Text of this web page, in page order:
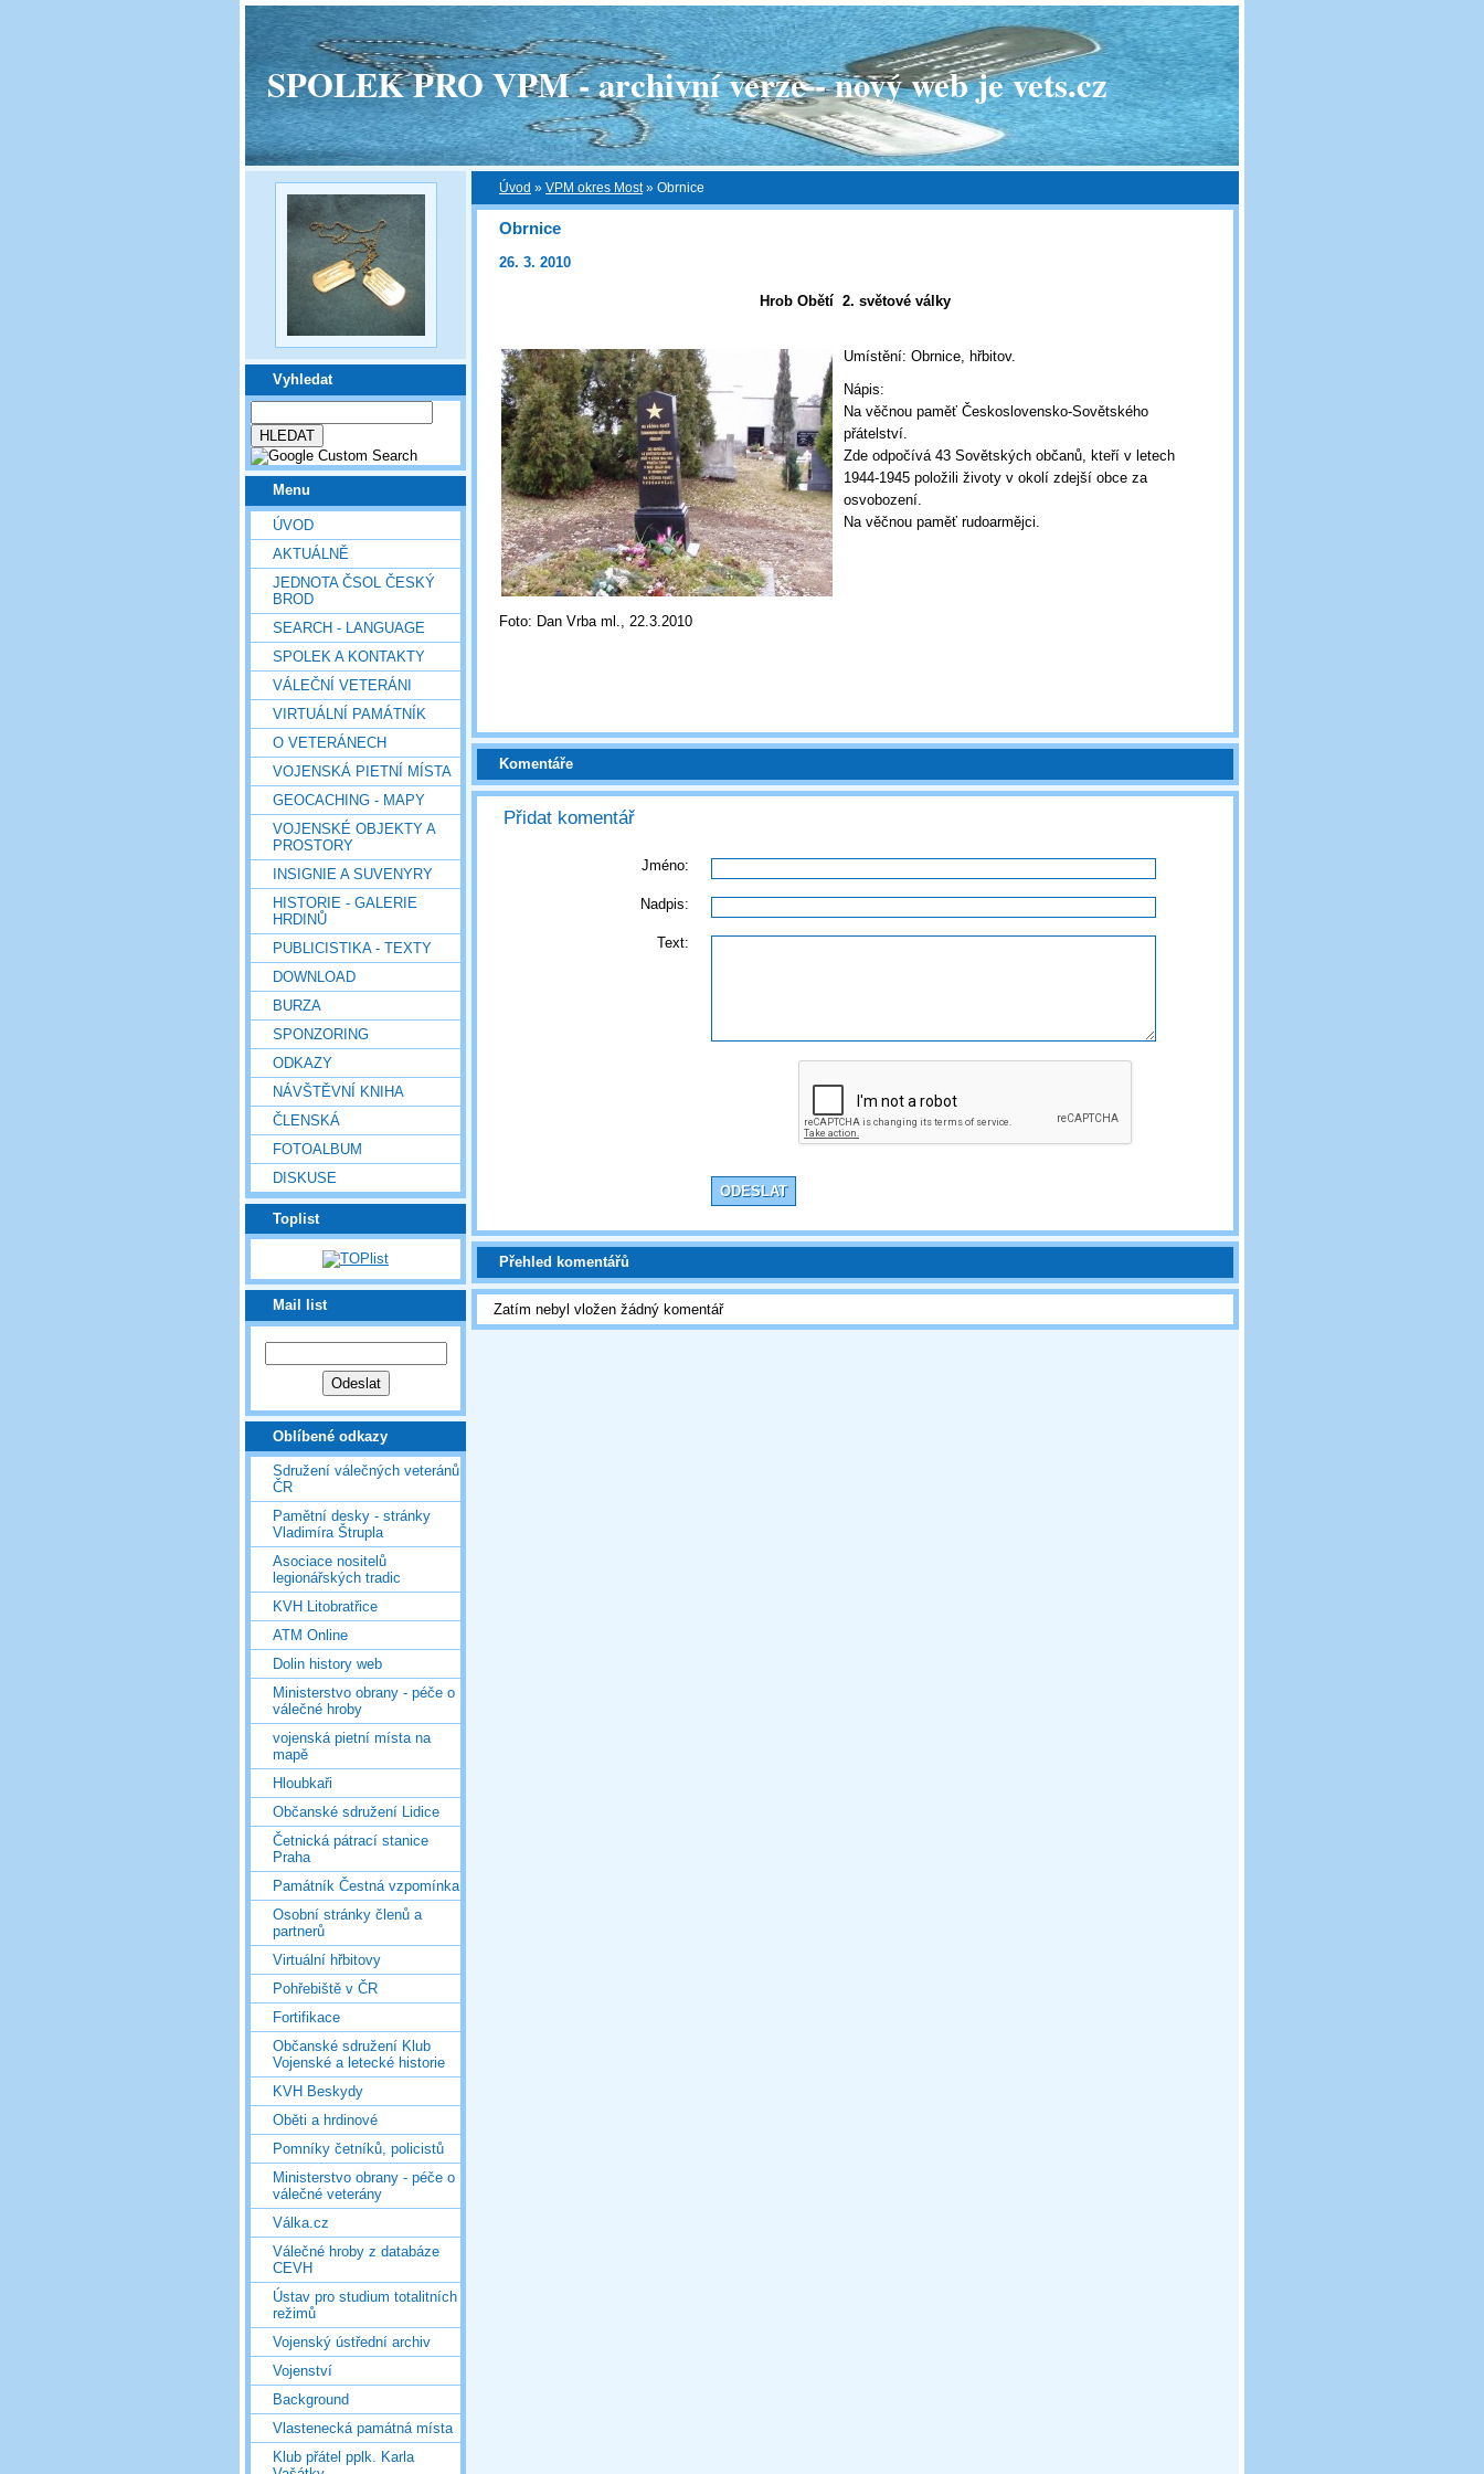
SPOLEK PRO VPM - archivní verze - nový web je vets.cz
Vyhledat
Menu
ÚVOD
AKTUÁLNĚ
JEDNOTA ČSOL ČESKÝ
BROD
SEARCH - LANGUAGE
SPOLEK A KONTAKTY
VÁLEČNÍ VETERÁNI
VIRTUÁLNÍ PAMÁTNÍK
O VETERÁNECH
VOJENSKÁ PIETNÍ MÍSTA
GEOCACHING - MAPY
VOJENSKÉ OBJEKTY A
PROSTORY
INSIGNIE A SUVENYRY
HISTORIE - GALERIE
HRDINŮ
PUBLICISTIKA - TEXTY
DOWNLOAD
BURZA
SPONZORING
ODKAZY
NÁVŠTĚVNÍ KNIHA
ČLENSKÁ
FOTOALBUM
DISKUSE
Toplist
Mail list
Oblíbené odkazy
Sdružení válečných veteránů
ČR
Pamětní desky - stránky
Vladimíra Štrupla
Asociace nositelů
legionářských tradic
KVH Litobratřice
ATM Online
Dolin history web
Ministerstvo obrany - péče o
válečné hroby
vojenská pietní místa na
mapě
Hloubkaři
Občanské sdružení Lidice
Četnická pátrací stanice
Praha
Památník Čestná vzpomínka
Osobní stránky členů a
partnerů
Virtuální hřbitovy
Pohřebiště v ČR
Fortifikace
Občanské sdružení Klub
Vojenské a letecké historie
KVH Beskydy
Oběti a hrdinové
Pomníky četníků, policistů
Ministerstvo obrany - péče o
válečné veterány
Válka.cz
Válečné hroby z databáze
CEVH
Ústav pro studium totalitních
režimů
Vojenský ústřední archiv
Vojenství
Background
Vlastenecká památná místa
Klub přátel pplk. Karla
Úvod » VPM okres Most» Obrnice
Obrnice
26. 3. 2010
Hrob Obětí 2. světové války
Umístění: Obrnice, hřbitov.
Nápis:
Na věčnou paměť Československo-Sovětského
přátelství.
Zde odpočívá 43 Sovětských občanů, kteří v letech
1944-1945 položili životy v okolí zdejší obce za
osvobození.
Na věčnou paměť rudoarmějci.
Foto: Dan Vrba ml., 22.3.2010
Komentáře
Přidat komentář
Jméno:
Nadpis:
Text:
Přehled komentářů
Zatím nebyl vložen žádný komentář